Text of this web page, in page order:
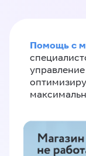
Помощь с